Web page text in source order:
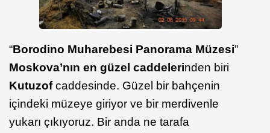
“Borodino Muharebesi Panorama Müzesi”
Moskova’nın en güzel caddelerinden biri
Kutuzofcaddesinde. Güzel bir bahçenin
içindeki müzeye giriyor ve bir merdivenle
yukarı çıkıyoruz. Bir anda ne tarafa